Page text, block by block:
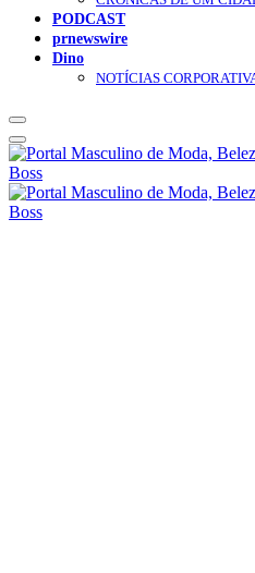
PODCAST
prnewswire
Dino
NOTÍCIAS